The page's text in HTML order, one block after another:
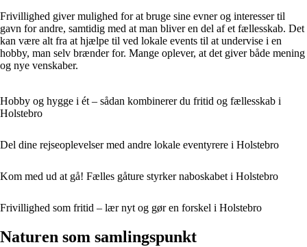
Frivillighed giver mulighed for at bruge sine evner og interesser til
gavn for andre, samtidig med at man bliver en del af et fællesskab. Det
kan være alt fra at hjælpe til ved lokale events til at undervise i en
hobby, man selv brænder for. Mange oplever, at det giver både mening
og nye venskaber.
Hobby og hygge i ét – sådan kombinerer du fritid og fællesskab i
Holstebro
Del dine rejseoplevelser med andre lokale eventyrere i Holstebro
Kom med ud at gå! Fælles gåture styrker naboskabet i Holstebro
Frivillighed som fritid – lær nyt og gør en forskel i Holstebro
Naturen som samlingspunkt